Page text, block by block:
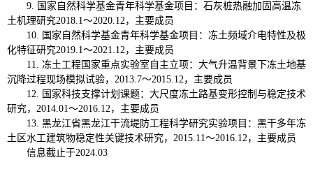
9. 国家自然科学基金青年科学基金项目：石灰桩热融加固高温冻
土机理研究2018.1～2020.12，主要成员
10. 国家自然科学基金青年科学基金项目：冻土频域介电特性及极
化特征研究2019.1～2021.12，主要成员
11. 冻土工程国家重点实验室自主立项：大气升温背景下冻土地基
沉降过程现场模拟试验， 2013.7～2015.12，主要成员
12. 国家科技支撑计划课题：大尺度冻土路基变形控制与稳定技术
研究， 2014.01～2016.12，主要成员
13. 黑龙江省黑龙江干流堤防工程科学研究实验项目：黑干多年冻
土区水工建筑物稳定性关键技术研究， 2015.11～2016.12，主要成员
信息截止于2024.03